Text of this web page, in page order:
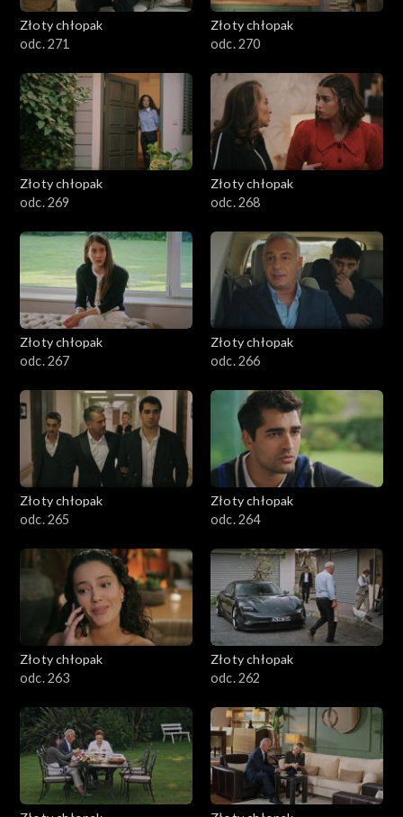
Złoty chłopak
odc. 271
Złoty chłopak
odc. 270
Złoty chłopak
odc. 269
Złoty chłopak
odc. 268
Złoty chłopak
odc. 267
Złoty chłopak
odc. 266
Złoty chłopak
odc. 265
Złoty chłopak
odc. 264
Złoty chłopak
odc. 263
Złoty chłopak
odc. 262